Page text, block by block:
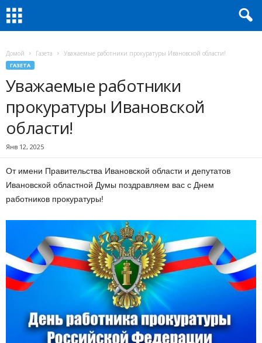
Домой Газета Уважаемые работники прокуратуры Ивановской области!
ГАЗЕТА
Уважаемые работники
прокуратуры Ивановской
области!
Янв 12, 2025
От имени Правительства Ивановской области и депутатов
Ивановской областной Думы поздравляем вас с Днем
работников прокуратуры!